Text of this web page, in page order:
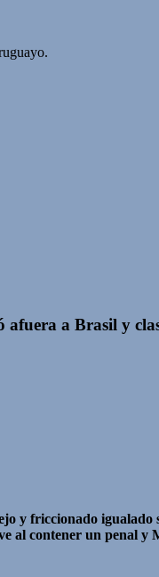
a Brasil y
y friccionado igualado
al contener un penal